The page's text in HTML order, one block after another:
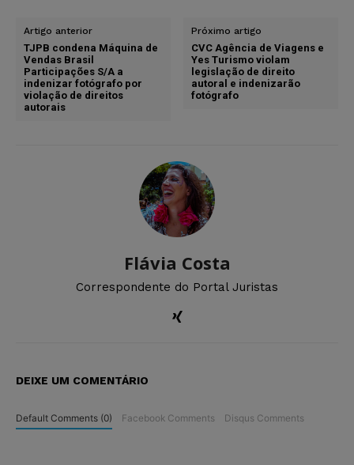
Artigo anterior
TJPB condena Máquina de
Vendas Brasil
Participações S/A a
indenizar fotógrafo por
violação de direitos
autorais
Próximo artigo
CVC Agência de Viagens e
Yes Turismo violam
legislação de direito
autoral e indenizarão
fotógrafo
Flávia Costa
Correspondente do Portal Juristas
DEIXE UM COMENTÁRIO
Default Comments (0) Facebook Comments Disqus Comments